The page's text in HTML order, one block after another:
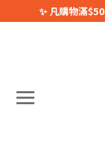
✨ 凡購物滿